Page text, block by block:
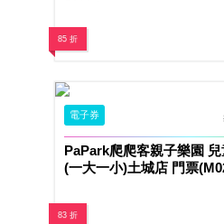
85 折
電子券
PaPark爬爬客親子樂園
(一大一小)土城店 門票
83 折